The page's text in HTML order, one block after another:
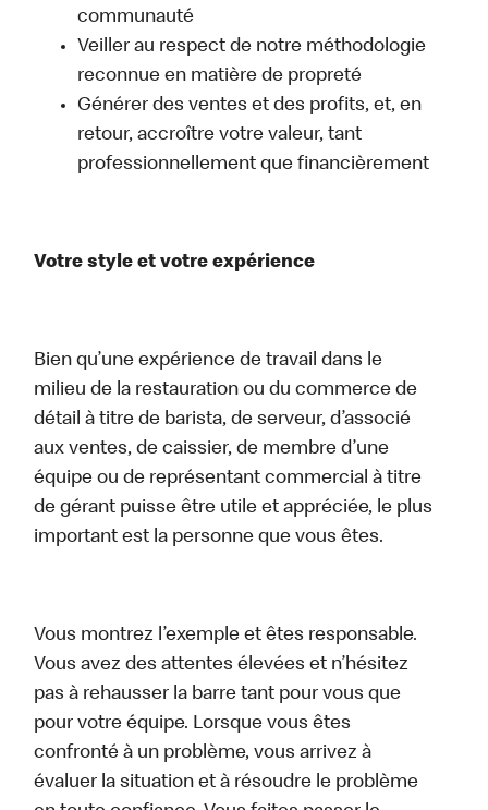
communauté
Veiller au respect de notre méthodologie
reconnue en matière de propreté
Générer des ventes et des profits, et, en
retour, accroître votre valeur, tant
professionnellement que financièrement
Votre style et votre expérience
Bien qu’une expérience de travail dans le
milieu de la restauration ou du commerce de
détail à titre de barista, de serveur, d’associé
aux ventes, de caissier, de membre d’une
équipe ou de représentant commercial à titre
de gérant puisse être utile et appréciée, le plus
important est la personne que vous êtes.
Vous montrez l’exemple et êtes responsable.
Vous avez des attentes élevées et n’hésitez
pas à rehausser la barre tant pour vous que
pour votre équipe. Lorsque vous êtes
confronté à un problème, vous arrivez à
évaluer la situation et à résoudre le problème